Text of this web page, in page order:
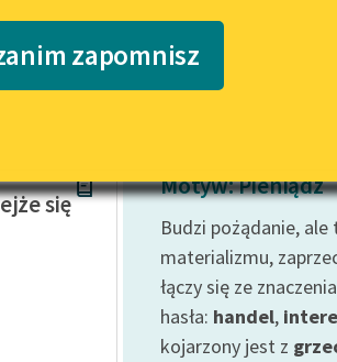
dla
i
dla
Katalog
Katalog w formacie PDF
zapomnisz
się
Motyw: Pieniądz
Budzi pożądanie,
materializmu,
łączy się ze
hasła: handel,
kojarzony jest z